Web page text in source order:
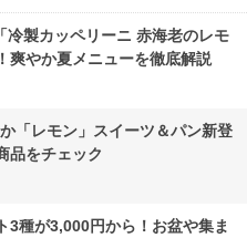
冷製カッペリーニ 赤海老のレモ
爽やか夏メニューを徹底解説
「レモン」スイーツ＆パン新登
品をチェック
3種が3,000円から！お盆や集ま